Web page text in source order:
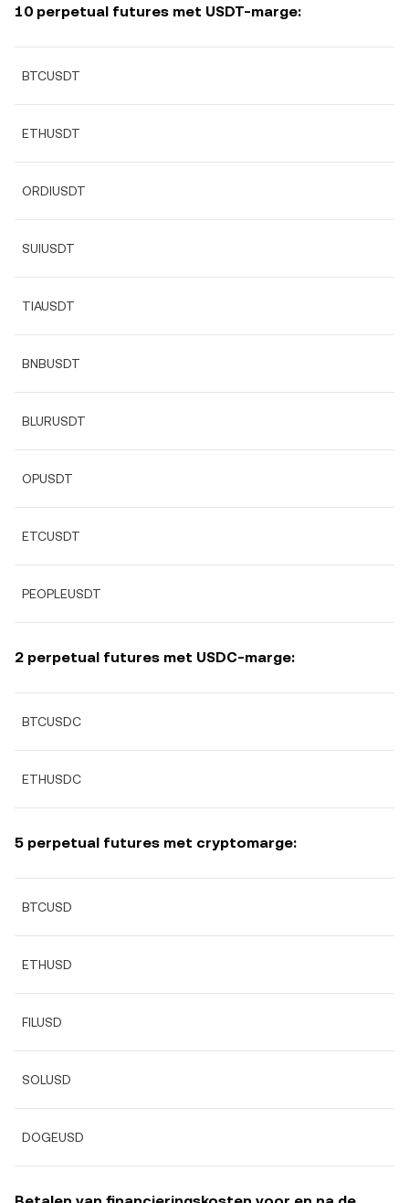
10 perpetual futures met USDT-marge:
BTCUSDT
ETHUSDT
ORDIUSDT
SUIUSDT
TIAUSDT
BNBUSDT
BLURUSDT
OPUSDT
ETCUSDT
PEOPLEUSDT
2 perpetual futures met USDC-marge:
BTCUSDC
ETHUSDC
5 perpetual futures met cryptomarge:
BTCUSD
ETHUSD
FILUSD
SOLUSD
DOGEUSD